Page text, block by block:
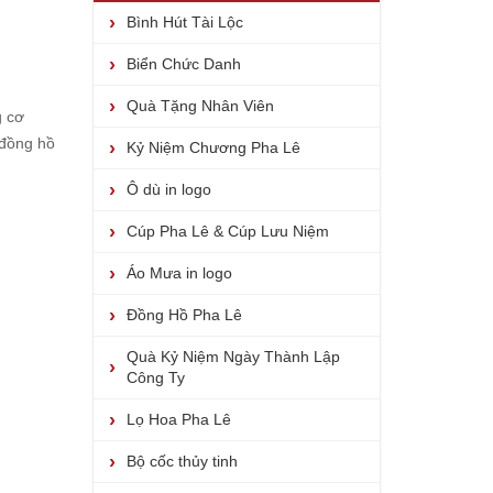
cơ
hồ
Bình Hút Tài Lộc
Biển Chức Danh
Quà Tặng Nhân Viên
Kỷ Niệm Chương Pha Lê
Ô dù in logo
Cúp Pha Lê & Cúp Lưu Niệm
Áo Mưa in logo
Đồng Hồ Pha Lê
Quà Kỷ Niệm Ngày Thành Lập
Công Ty
Lọ Hoa Pha Lê
Bộ cốc thủy tinh